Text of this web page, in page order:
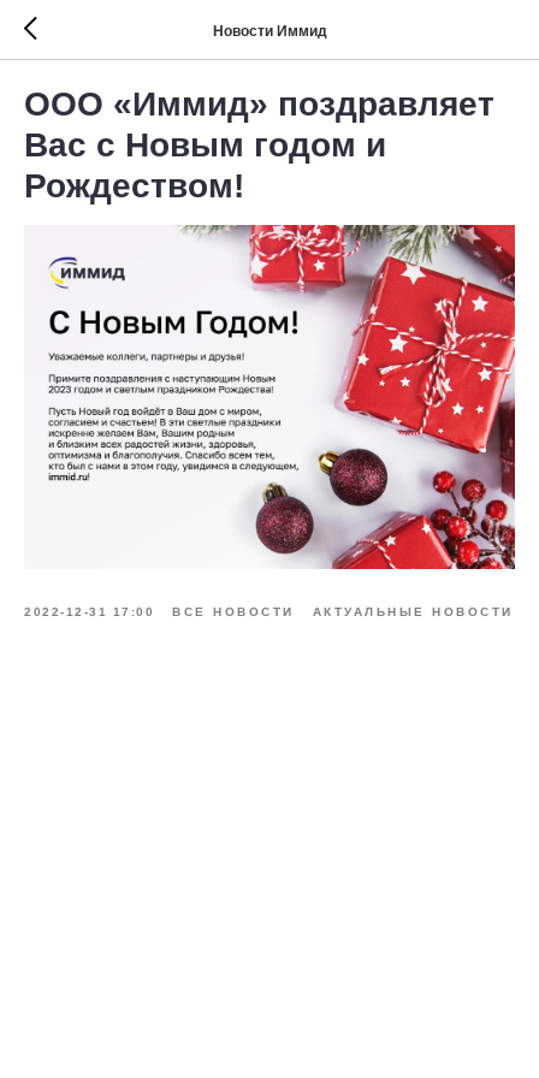
Новости Иммид
ООО «Иммид» поздравляет
Вас с Новым годом и
Рождеством!
2022-12-31 17:00 ВСЕ НОВОСТИ АКТУАЛЬНЫЕ НОВОСТИ